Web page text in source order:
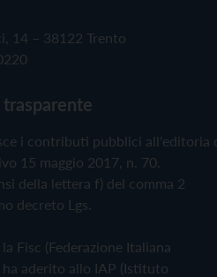
14 – 38122 Trento
i contributi pubblici all'editoria
15 maggio 2017, n. 70.
della lettera f) del comma 2
decreto Lgs.
Fisc (Federazione Italiana
aderito allo IAP (Istituto